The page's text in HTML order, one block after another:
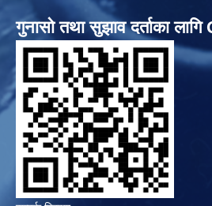
गुनासो तथा सुझाव दर्ताका